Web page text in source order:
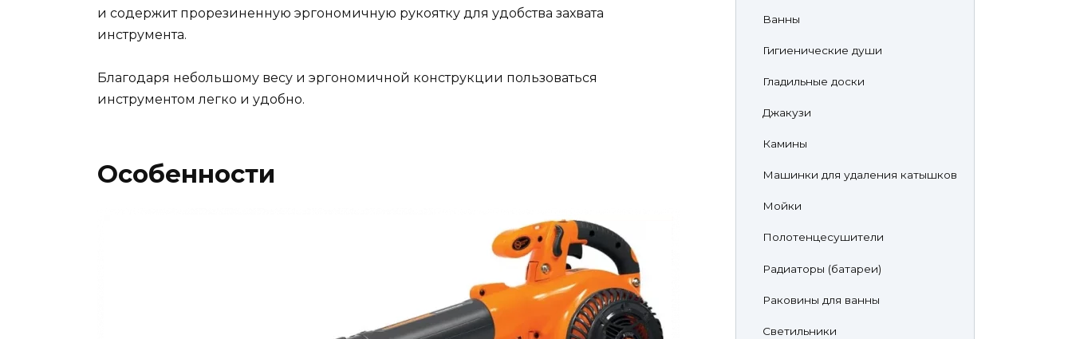
и содержит прорезиненную эргономичную рукоятку для удобства захвата
инструмента.
Благодаря небольшому весу и эргономичной конструкции пользоваться
инструментом легко и удобно.
Особенности
Ванны
Гигиенические души
Гладильные доски
Джакузи
Камины
Машинки для удаления катышков
Мойки
Полотенцесушители
Радиаторы (батареи)
Раковины для ванны
Светильники